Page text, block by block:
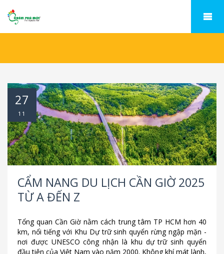
CẨM NANG DU LỊCH CẦN GIỜ 2025
TỪ A ĐẾN Z
Tổng quan Cần Giờ nằm cách trung tâm TP HCM hơn 40
km, nổi tiếng với Khu Dự trữ sinh quyển rừng ngập mặn -
nơi được UNESCO công nhận là khu dự trữ sinh quyển
đầu tiên của Việt Nam vào năm 2000. Không khí mát lành,
27
11